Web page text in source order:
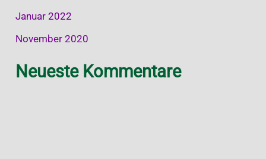
Januar 2022
November 2020
Neueste Kommentare